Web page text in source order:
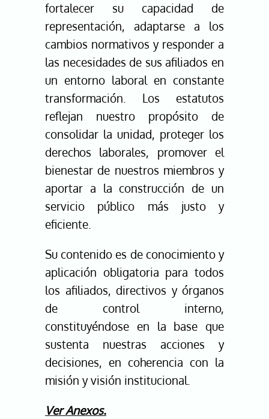
fortalecer su capacidad de
representación, adaptarse a los
cambios normativos y responder a
las necesidades de sus afiliados en
un entorno laboral en constante
transformación. Los estatutos
reflejan nuestro propósito de
consolidar la unidad, proteger los
derechos laborales, promover el
bienestar de nuestros miembros y
aportar a la construcción de un
servicio público más justo y
eficiente.
Su contenido es de conocimiento y
aplicación obligatoria para todos
los afiliados, directivos y órganos
de control interno,
constituyéndose en la base que
sustenta nuestras acciones y
decisiones, en coherencia con la
misión y visión institucional.
Ver Anexos.